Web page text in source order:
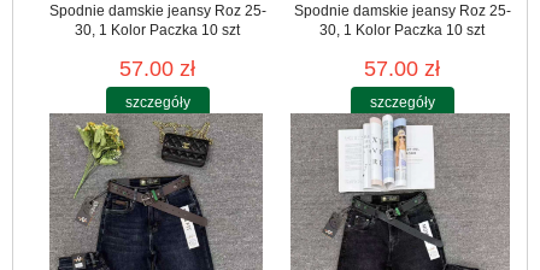
Spodnie damskie jeansy Roz 25-
30, 1 Kolor Paczka 10 szt
57.00 zł
szczegóły
Spodnie damskie jeansy Roz 25-
30, 1 Kolor Paczka 10 szt
57.00 zł
szczegóły